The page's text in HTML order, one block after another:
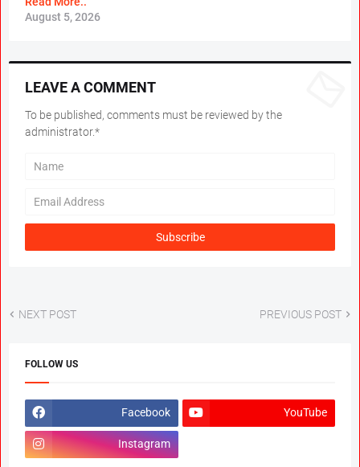
August 5, 2026
LEAVE A COMMENT
To be published, comments must be reviewed by the
administrator.*
NEXT POST PREVIOUS POST
FOLLOW US
Facebook YouTube
Instagram